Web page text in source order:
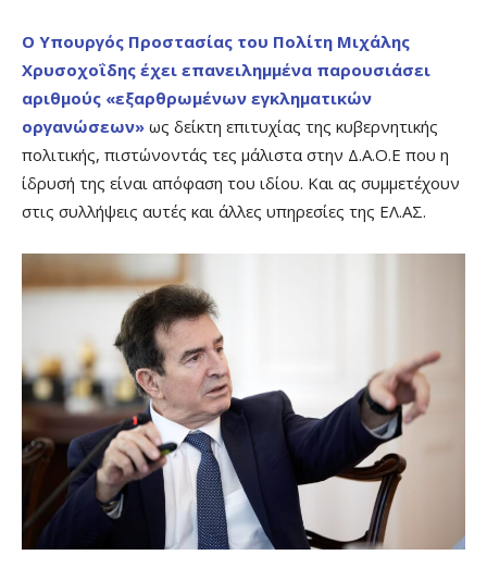
Ο Υπουργός Προστασίας του Πολίτη Μιχάλης
Χρυσοχοΐδης έχει επανειλημμένα παρουσιάσει
αριθμούς «εξαρθρωμένων εγκληματικών
οργανώσεων» ως δείκτη επιτυχίας της κυβερνητικής
πολιτικής, πιστώνοντάς τες μάλιστα στην Δ.Α.Ο.Ε που η
ίδρυσή της είναι απόφαση του ιδίου. Και ας συμμετέχουν
στις συλλήψεις αυτές και άλλες υπηρεσίες της ΕΛ.ΑΣ.